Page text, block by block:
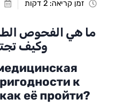
זמן קריאה: 2 דקות
ما هي الفحوص
وكيف
к
её пройти?